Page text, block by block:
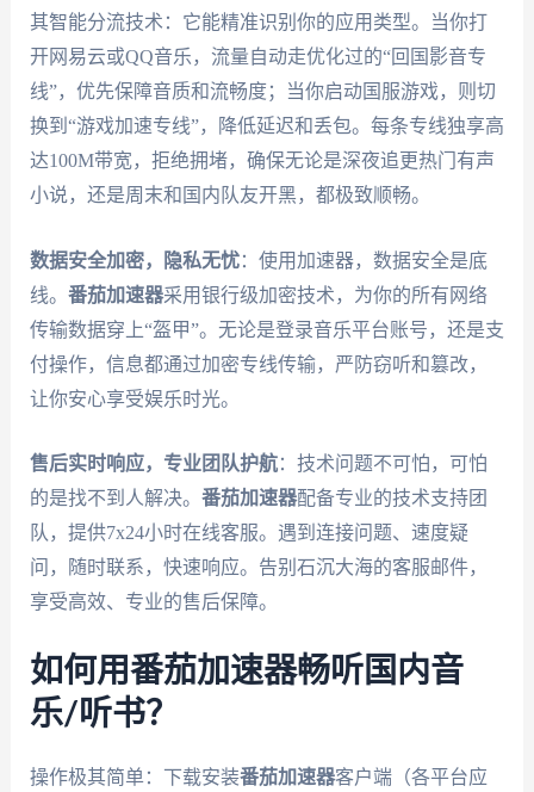
其智能分流技术：它能精准识别你的应用类型。当你打
开网易云或QQ音乐，流量自动走优化过的“回国影音专
线”，优先保障音质和流畅度；当你启动国服游戏，则切
换到“游戏加速专线”，降低延迟和丢包。每条专线独享高
达100M带宽，拒绝拥堵，确保无论是深夜追更热门有声
小说，还是周末和国内队友开黑，都极致顺畅。
数据安全加密，隐私无忧：使用加速器，数据安全是底
线。 番茄加速器采用银行级加密技术，为你的所有网络
传输数据穿上“盔甲”。无论是登录音乐平台账号，还是支
付操作，信息都通过加密专线传输，严防窃听和篡改，
让你安心享受娱乐时光。
售后实时响应，专业团队护航：技术问题不可怕，可怕
的是找不到人解决。 番茄加速器配备专业的技术支持团
队，提供7x24小时在线客服。遇到连接问题、速度疑
问，随时联系，快速响应。告别石沉大海的客服邮件，
享受高效、专业的售后保障。
如何用番茄加速器畅听国内音
乐/听书？
操作极其简单：下载安装番茄加速器客户端（各平台应